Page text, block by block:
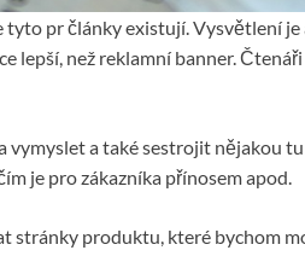
pr články existují. Vysvětlení
lepší, než reklamní banner.
a také sestrojit nějakou
je pro zákazníka přínosem apod.
stránky produktu, které bychom